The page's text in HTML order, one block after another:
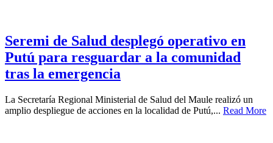
Seremi de Salud desplegó operativo en
Putú para resguardar a la comunidad
tras la emergencia
La Secretaría Regional Ministerial de Salud del Maule realizó un
amplio despliegue de acciones en la localidad de Putú,... Read More